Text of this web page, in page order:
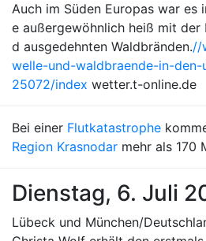
Auch im Süden Europas war
e außergewöhnlich heiß mit der
d ausgedehnten Waldbränden.//
welle-und-waldbraende-in-den-
25072/index wetter.t-online.de
Bei einer Flutkatastrophe
Region Krasnodar mehr als 170
Dienstag, 6. Juli
Lübeck und München/